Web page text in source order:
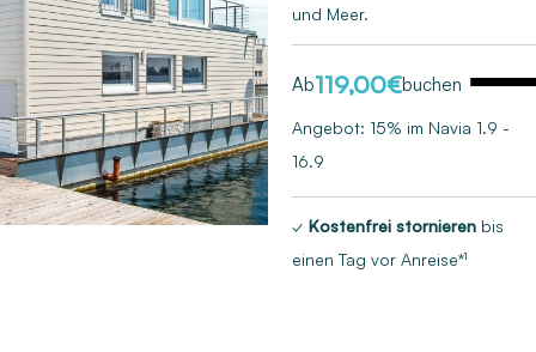
und Meer.
Ab119,00€buchen
Angebot: 15% im Navia 1.9 -
16.9
✓ Kostenfrei stornieren bis
einen Tag vor Anreise*¹